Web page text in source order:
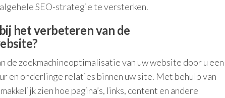
SEO-strategie te versterken.
het verbeteren van de
de zoekmachineoptimalisatie van uw website door u een
en onderlinge relaties binnen uw site. Met behulp van
zien hoe pagina’s, links, content en andere